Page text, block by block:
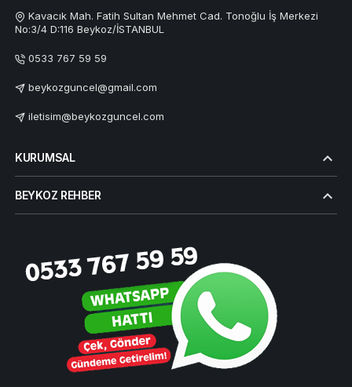
Kavacık Mah. Fatih Sultan Mehmet Cad. Tonoğlu İş Merkezi
No:3/4 D:116 Beykoz/İSTANBUL
0533 767 59 59
beykozguncel@gmail.com
iletisim@beykozguncel.com
KURUMSAL
BEYKOZ REHBER